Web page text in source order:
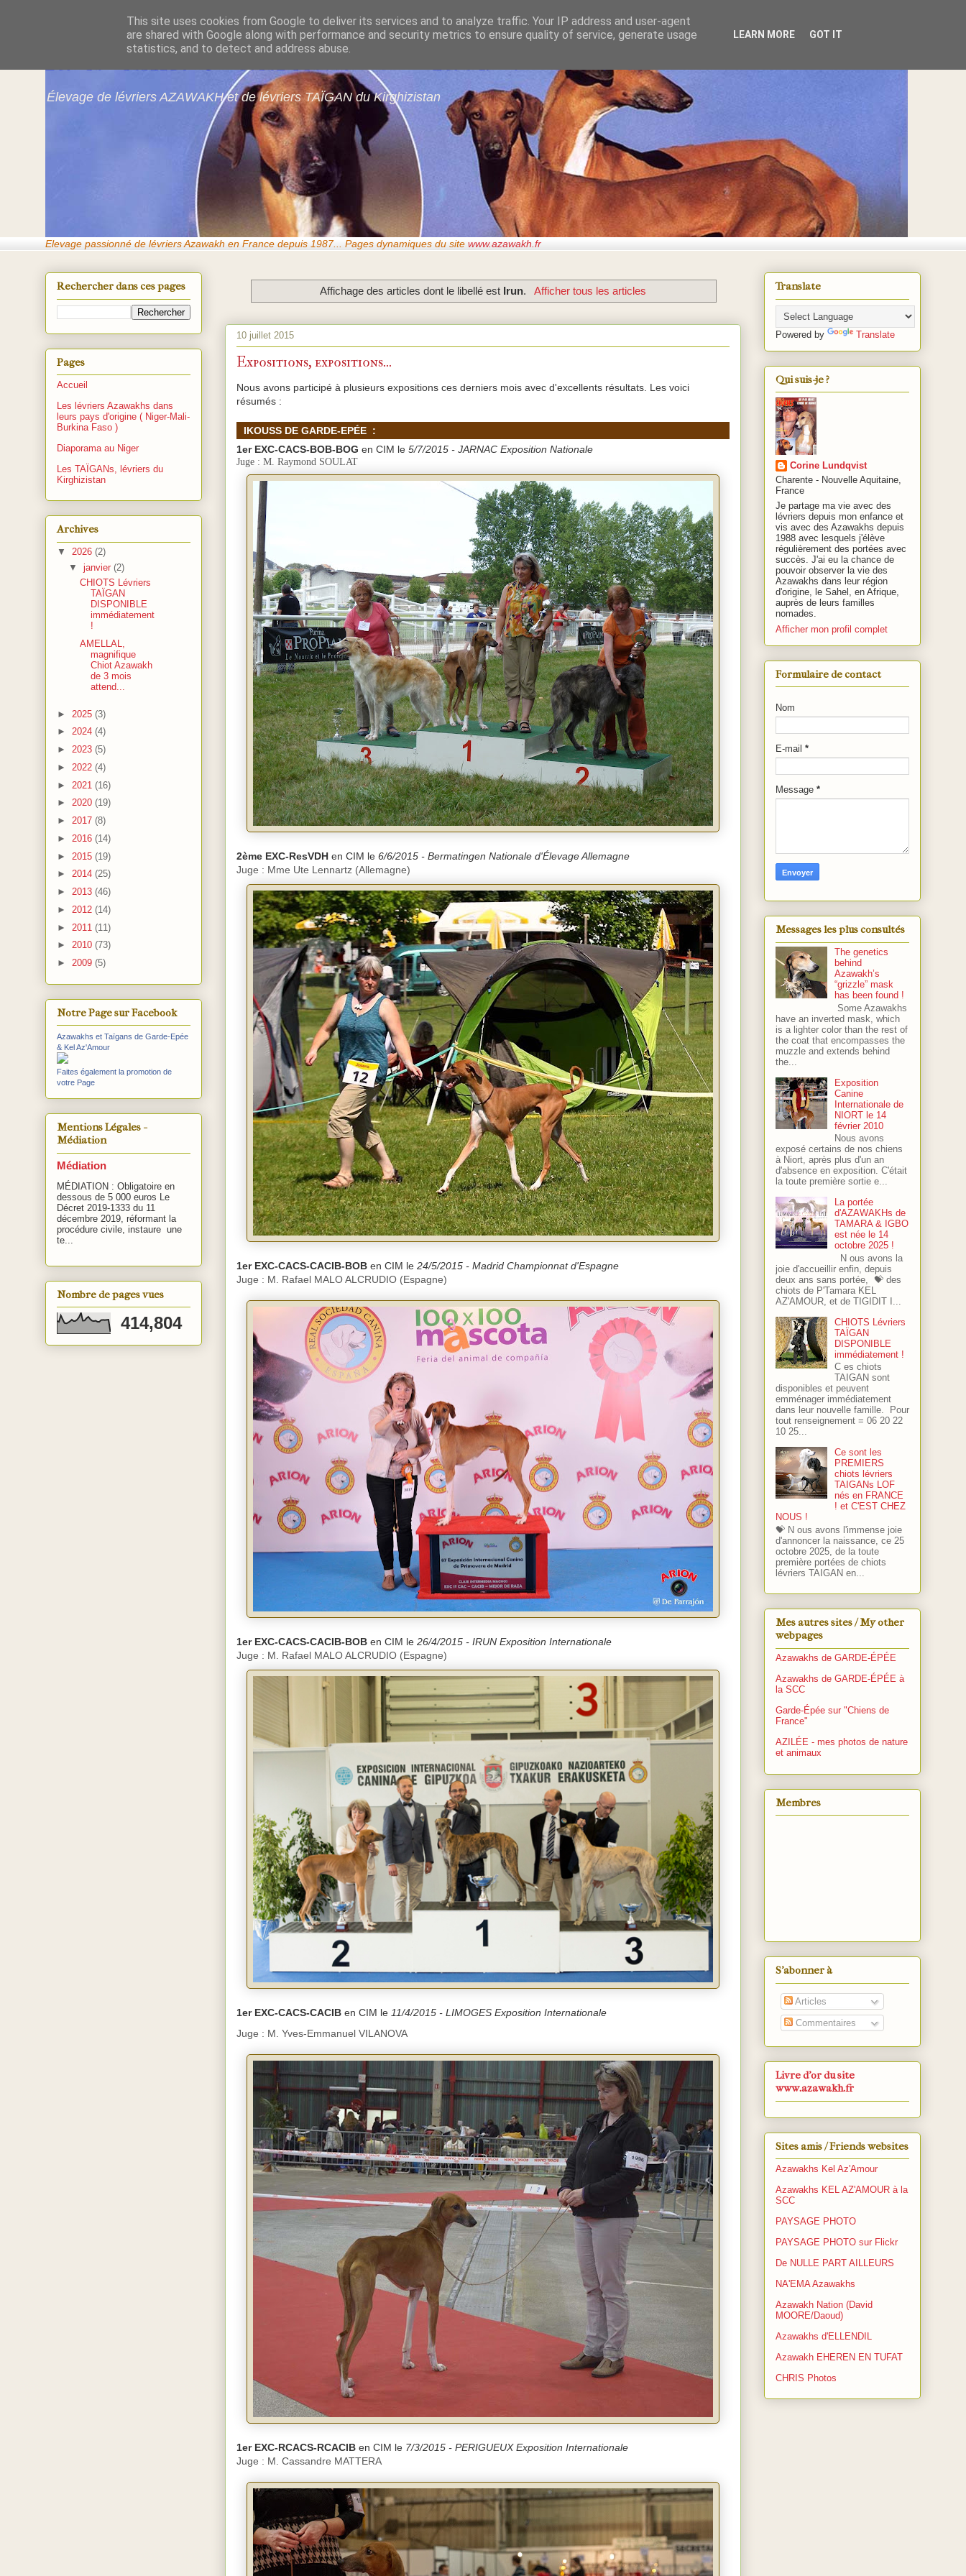
Azawakhs & Taïgans de GARDE-ÉPÉE
Élevage de lévriers AZAWAKH et de lévriers TAÏGAN du Kirghizistan
Elevage passionné de lévriers Azawakh en France depuis 1987.. . Pages dynamiques du site www.azawakh.fr
Affichage des articles dont le libellé est Irun. Afficher tous les articles
10 juillet 2015
Expositions, expositions...
Nous avons participé à plusieurs expositions ces derniers mois avec d'excellents résultats. Les voici
résumés :
IKOUSS DE GARDE-EPÉE :
1er EXC-CACS-BOB-BOG en CIM le 5/7/2015 - JARNAC Exposition Nationale
Juge : M. Raymond SOULAT
2ème EXC-ResVDH en CIM le 6/6/2015 - Bermatingen Nationale d'Élevage Allemagne
Juge : Mme Ute Lennartz (Allemagne)
1er EXC-CACS-CACIB-BOB en CIM le 24/5/2015 - Madrid Championnat d'Espagne
Juge : M. Rafael MALO ALCRUDIO (Espagne)
1er EXC-CACS-CACIB-BOB en CIM le 26/4/2015 - IRUN Exposition Internationale
Juge : M. Rafael MALO ALCRUDIO (Espagne)
1er EXC-CACS-CACIB en CIM le 11/4/2015 - LIMOGES Exposition Internationale
Juge : M. Yves-Emmanuel VILANOVA
1er EXC-RCACS-RCACIB en CIM le 7/3/2015 - PERIGUEUX Exposition Internationale
Juge : M. Cassandre MATTERA
Rechercher dans ces pages
Pages
Accueil
Les lévriers Azawakhs dans
leurs pays d'origine ( Niger-Mali-
Burkina Faso )
Diaporama au Niger
Les TAÏGANs, lévriers du
Kirghizistan
Archives
▼ 2026 (2)
▼ janvier (2)
CHIOTS Lévriers
TAÏGAN
DISPONIBLE
immédiatement
!
AMELLAL,
magnifique
Chiot Azawakh
de 3 mois
attend...
► 2025 (3)
► 2024 (4)
► 2023 (5)
► 2022 (4)
► 2021 (16)
► 2020 (19)
► 2017 (8)
► 2016 (14)
► 2015 (19)
► 2014 (25)
► 2013 (46)
► 2012 (14)
► 2011 (11)
► 2010 (73)
► 2009 (5)
Notre Page sur Facebook
Azawakhs et Taïgans de Garde-Epée
& Kel Az'Amour
Faites également la promotion de
votre Page
Mentions Légales -
Médiation
Médiation
MÉDIATION : Obligatoire en
dessous de 5 000 euros Le
Décret 2019-1333 du 11
décembre 2019, réformant la
procédure civile, instaure une
te...
Nombre de pages vues
414,804
Translate
Powered by Translate
Qui suis-je ?
Corine Lundqvist
Charente - Nouvelle Aquitaine,
France
Je partage ma vie avec des
lévriers depuis mon enfance et
vis avec des Azawakhs depuis
1988 avec lesquels j'élève
régulièrement des portées avec
succès. J'ai eu la chance de
pouvoir observer la vie des
Azawakhs dans leur région
d'origine, le Sahel, en Afrique,
auprès de leurs familles
nomades.
Afficher mon profil complet
Formulaire de contact
Nom
E-mail *
Message *
Messages les plus consultés
The genetics
behind
Azawakh’s
“grizzle” mask
has been found !
Some Azawakhs
have an inverted mask, which
is a lighter color than the rest of
the coat that encompasses the
muzzle and extends behind
the...
Exposition
Canine
Internationale de
NIORT le 14
février 2010
Nous avons
exposé certains de nos chiens
à Niort, après plus d'un an
d'absence en exposition. C'était
la toute première sortie e...
La portée
d'AZAWAKHs de
TAMARA & IGBO
est née le 14
octobre 2025 !
N ous avons la
joie d'accueillir enfin, depuis
deux ans sans portée, 💝 des
chiots de P'Tamara KEL
AZ'AMOUR, et de TIGIDIT I...
CHIOTS Lévriers
TAÏGAN
DISPONIBLE
immédiatement !
C es chiots
TAIGAN sont
disponibles et peuvent
emménager immédiatement
dans leur nouvelle famille. Pour
tout renseignement = 06 20 22
10 25...
Ce sont les
PREMIERS
chiots lévriers
TAIGANs LOF
nés en FRANCE
! et C'EST CHEZ
NOUS !
💝 N ous avons l'immense joie
d'annoncer la naissance, ce 25
octobre 2025, de la toute
première portées de chiots
lévriers TAIGAN en...
Mes autres sites / My other
webpages
Azawakhs de GARDE-ÉPÉE
Azawakhs de GARDE-ÉPÉE à
la SCC
Garde-Épée sur "Chiens de
France"
AZILÉE - mes photos de nature
et animaux
Membres
S’abonner à
Articles
Commentaires
Livre d'or du site
www.azawakh.fr
Sites amis / Friends websites
Azawakhs Kel Az'Amour
Azawakhs KEL AZ'AMOUR à la
SCC
PAYSAGE PHOTO
PAYSAGE PHOTO sur Flickr
De NULLE PART AILLEURS
NA'EMA Azawakhs
Azawakh Nation (David
MOORE/Daoud)
Azawakhs d'ELLENDIL
Azawakh EHEREN EN TUFAT
CHRIS Photos
This site uses cookies from Google to deliver its services and to analyze traffic. Your IP address and user-agent
are shared with Google along with performance and security metrics to ensure quality of service, generate usage
statistics, and to detect and address abuse.
LEARN MORE GOT IT